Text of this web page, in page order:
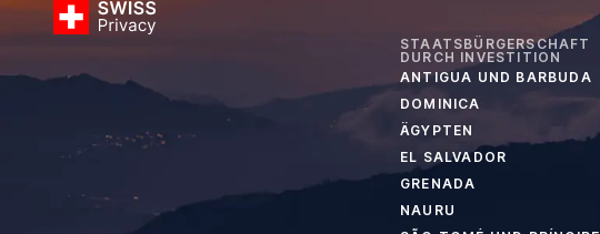
STAATSBÜRGERSCHAFT
DURCH INVESTITION
ANTIGUA UND BARBUDA
DOMINICA
ÄGYPTEN
EL SALVADOR
GRENADA
NAURU